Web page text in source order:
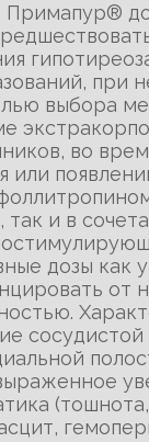
Примапур®
при
выбора
во
или
так и в
дозы как
от